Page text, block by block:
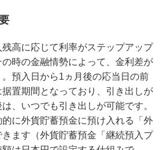
高に応じて利率がステップアップ
時の金融情勢によって、金利差が
預入日から1ヵ月後の応当日の前
置期間となっており、引き出しが
、いつでも引き出しが可能です。
に外貨貯蓄預金に預け入れる「外
ます（外貨貯蓄預金「継続預入プ